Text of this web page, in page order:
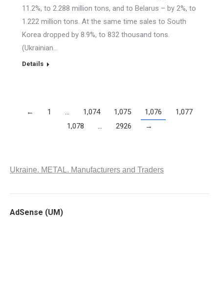
11.2%, to 2.288 million tons, and to Belarus – by 2%, to
1.222 million tons. At the same time sales to South
Korea dropped by 8.9%, to 832 thousand tons.
(Ukrainian…
Details
← 1 … 1,074 1,075 1,076
1,077
1,078
… 2926 →
Ukraine. METAL. Manufacturers and Traders
AdSense (UM)